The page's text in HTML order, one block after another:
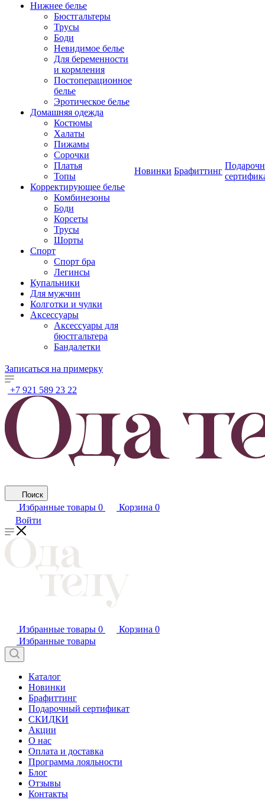
Нижнее белье
Бюстгальтеры
Трусы
Боди
Невидимое белье
Для беременности
и кормления
Постоперационное
белье
Эротическое белье
Домашняя одежда
Костюмы
Халаты
Пижамы
Сорочки
Платья
Топы
Корректирующее белье
Комбинезоны
Боди
Корсеты
Трусы
Шорты
Спорт
Спорт бра
Легинсы
Купальники
Для мужчин
Колготки и чулки
Аксессуары
Аксессуары для
бюстгальтера
Бандалетки
Новинки Брафиттинг
Записаться на примерку
+7 921 589 23 22
Поиск
Избранные товары 0 Корзина 0
Войти
Избранные товары 0 Корзина 0
Избранные товары
Каталог
Новинки
Брафиттинг
Подарочный сертификат
СКИДКИ
Акции
О нас
Оплата и доставка
Программа лояльности
Блог
Отзывы
Контакты